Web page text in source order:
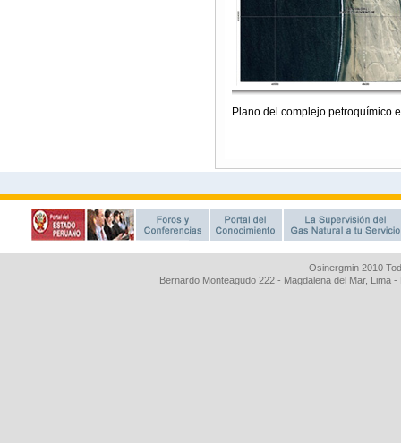
Osinergmin 2010
Bernardo Monteagudo 222 - Magdalena del Mar, Lima